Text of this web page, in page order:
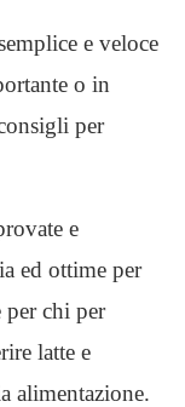
e veloce
o in
per
e
ed ottime per
per chi per
latte e
alimentazione.